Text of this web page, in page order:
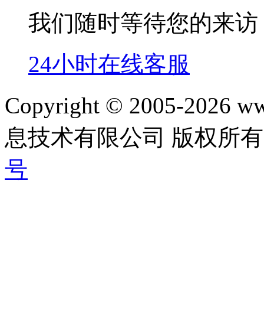
我们随时等待您的来访
24小时在线客服
Copyright © 2005-2026
息技术有限公司 版权所
号